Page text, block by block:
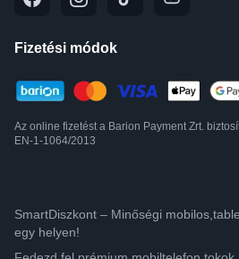
Fizetési módok
Az online fizetést a Barion Payment Zrt.
EN-1-1064/2013
SmartDiszkont – Minőségi
egy helyen!